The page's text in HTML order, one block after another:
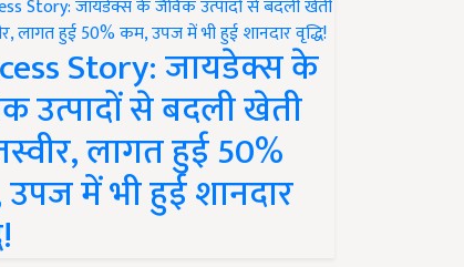
Story: जायडेक्स के
उत्पादों से बदली खेती
लागत हुई 50%
में भी हुई शानदार